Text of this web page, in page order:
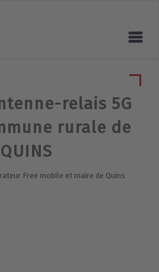
relais 5G
rurale de
QUINS
Free mobile et maire de Quins